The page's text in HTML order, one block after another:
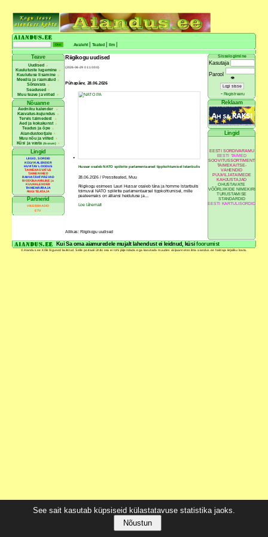
See sait kasutab küpsiseid külastatavuse statistika jaoks.
Nõustun
Avaleht Teated Ilm
Teave
Uudised
Kuulutuste lugemine
Kuulutuse lisamine
Meedia ja raamatud
Sõnavara
Seadused
Muu teave ja viited
Nõuanne
Aedniku kalender
Kasvatus-kujundus
Tervis taimedest
Aed ja kokakunst
Teadus ja õpe
Aiandustootjale
Muu nõu ja viited
Küsi ja vasta(foorum)
Lingid
LIIGID, SORDID
KÜLVIKALENDER
HUVITAV LOODUS
TAIMEKASVATUS
TAIMENIMED
RAHVATÄHTPÄEVAD
BIODÜNAAMILINE ja
KUUKALENDER
TAIMEMÄÄRAJA
RIIGI TEATAJA
Partnerid
VIKERRAADIO
ETV
Riigikogu uudised
(2026-06-29 01:10:00)
Pühapäev, 28.06.2026
Hussar osaleb NATO spiikrite parlamentaarsel tippkohtumisel Istanbulis
28.06.2026 / Pressiteated, Muu
Riigikogu esimees Lauri Hussar osaleb täna ja homme Istanbulis
toimuval NATO spiikrite parlamentaarsel tippkohtumisel, mille
peateemaks on alliansi heidutuse ja…
Loe lähemalt
Allikas: Riigikogu uudised
Sisselogimine
Kasutaja
Parool
👁
- Registreeru
Reklaam
Lingid
EESTI SORDIVARAMU
EESTI TAIMED
SOOVITUSSORTIMENT
TAIMEKAITSE-
VAHENDID
PUUVILJATAIMEDE
KAHJUSTAJAD
OHUSTAVATE
VÕÕRLIIKIDE NIMEKIRI
TURUSTAMISE
STANDARDID
EESTI KARTULISORDID
Kui Sa oma aiamuredele mujalt lahendust ei leidnud, küsi foorumist
© Aiandus.ee Kõik õigused kaitstud. Selle portaali ühtki osa ei tohi jäljendada ega kasutada muudes väljaannetes ilma aiandus.ee haldaja kirjaliku loata.